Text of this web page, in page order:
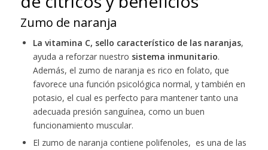
Zumo de naranja
La vitamina C, sello característico de las naranjas,
ayuda a reforzar nuestro sistema inmunitario.
Además, el zumo de naranja es rico en folato, que
favorece una función psicológica normal, y también en
potasio, el cual es perfecto para mantener tanto una
adecuada presión sanguínea, como un buen
funcionamiento muscular.
El zumo de naranja contiene polifenoles, es una de las